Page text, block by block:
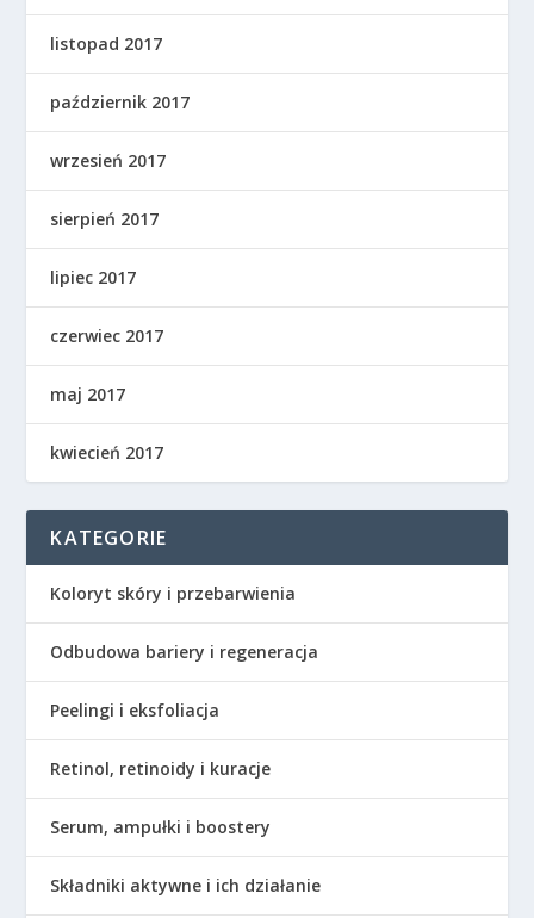
listopad 2017
październik 2017
wrzesień 2017
sierpień 2017
lipiec 2017
czerwiec 2017
maj 2017
kwiecień 2017
KATEGORIE
Koloryt skóry i przebarwienia
Odbudowa bariery i regeneracja
Peelingi i eksfoliacja
Retinol, retinoidy i kuracje
Serum, ampułki i boostery
Składniki aktywne i ich działanie